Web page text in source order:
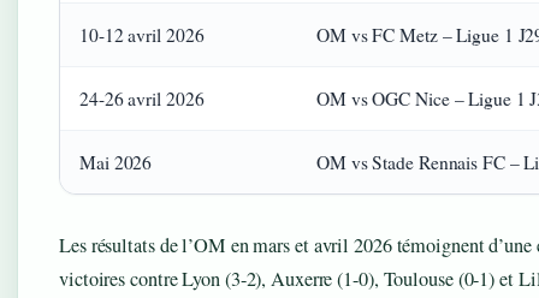
10-12 avril 2026 OM vs FC Metz – Ligue 1
24-26 avril 2026 OM vs OGC Nice – Ligue 1
Mai 2026 OM vs Stade Rennais FC –
Les résultats de l’OM en mars et avril 2026 témoignent
victoires contre Lyon (3-2), Auxerre (1-0), Toulouse (0-1) et